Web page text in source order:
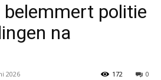
politie
na
2026 0
172